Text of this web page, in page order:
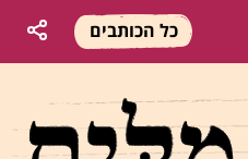
כל הכותבים